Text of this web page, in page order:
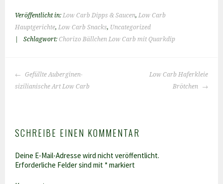
Veröffentlicht in: Low Carb Dipps & Saucen, Low Carb
Hauptgerichte, Low Carb Snacks, Uncategorized
Schlagwort:Chorizo Bällchen Low Carb mit Quarkdip
BEITRAGS-
NAVIGATION
Gefüllte Auberginen-
sizilianische Art Low Carb
Low Carb Haferkleie
Brötchen
SCHREIBE EINEN KOMMENTAR
Deine E-Mail-Adresse wird nicht veröffentlicht.
Erforderliche Felder sind mit *markiert